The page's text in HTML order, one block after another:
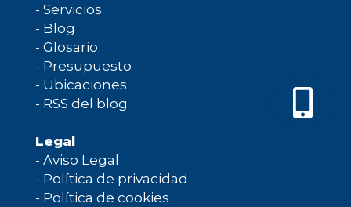
- Servicios
- Blog
- Glosario
- Presupuesto
- Ubicaciones
- RSS del blog
Legal
- Aviso Legal
- Política de privacidad
- Política de cookies